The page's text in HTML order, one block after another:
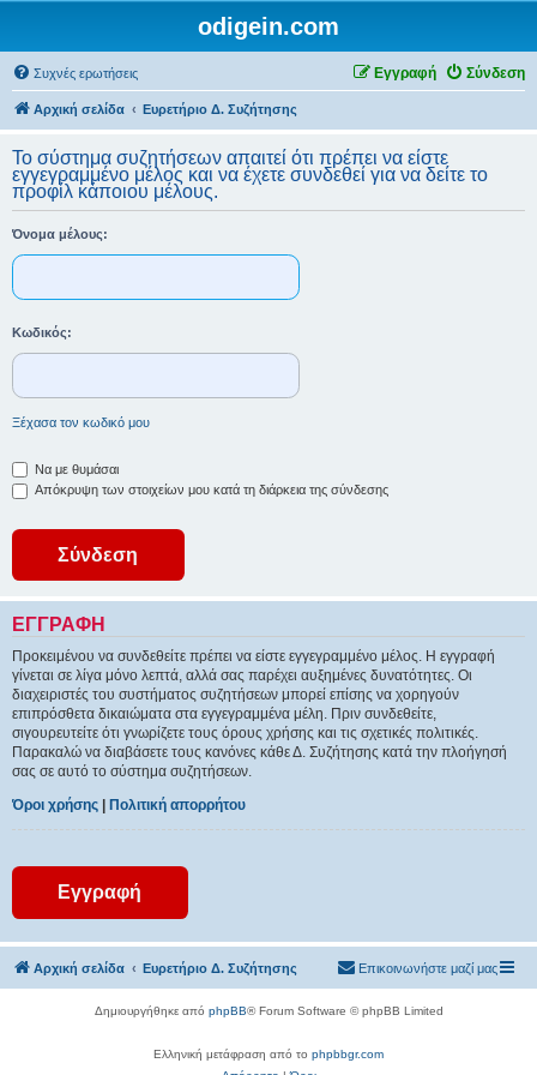
odigein.com
Συχνές ερωτήσεις Σύνδεση
Εγγραφή
Αρχική σελίδα Ευρετήριο Δ. Συζήτησης
Το σύστημα συζητήσεων απαιτεί ότι πρέπει να είστε
εγγεγραμμένο μέλος και να έχετε συνδεθεί για να δείτε το
προφίλ κάποιου μέλους.
Όνομα μέλους:
Κωδικός:
Ξέχασα τον κωδικό μου
Να με θυμάσαι
Απόκρυψη των στοιχείων μου κατά τη διάρκεια της σύνδεσης
ΕΓΓΡΑΦΉ
Προκειμένου να συνδεθείτε πρέπει να είστε εγγεγραμμένο μέλος. Η εγγραφή
γίνεται σε λίγα μόνο λεπτά, αλλά σας παρέχει αυξημένες δυνατότητες. Οι
διαχειριστές του συστήματος συζητήσεων μπορεί επίσης να χορηγούν
επιπρόσθετα δικαιώματα στα εγγεγραμμένα μέλη. Πριν συνδεθείτε,
σιγουρευτείτε ότι γνωρίζετε τους όρους χρήσης και τις σχετικές πολιτικές.
Παρακαλώ να διαβάσετε τους κανόνες κάθε Δ. Συζήτησης κατά την πλοήγησή
σας σε αυτό το σύστημα συζητήσεων.
Όροι χρήσης
Πολιτική απορρήτου
Εγγραφή
Αρχική σελίδα Ευρετήριο Δ. Συζήτησης Επικοινωνήστε μαζί μας
Δημιουργήθηκε από phpBB® Forum Software © phpBB Limited
Ελληνική μετάφραση από το phpbbgr.com